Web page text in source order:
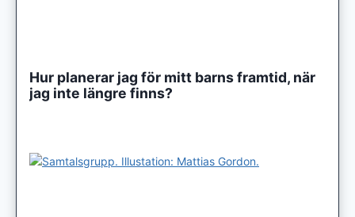
Hur planerar jag för mitt barns framtid, när
jag inte längre finns?